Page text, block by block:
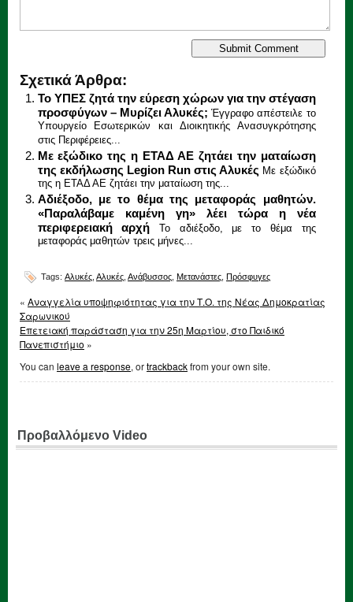
Σχετικά Άρθρα:
Το ΥΠΕΣ ζητά την εύρεση χώρων για την στέγαση
προσφύγων – Μυρίζει Αλυκές; Έγγραφο απέστειλε το
Υπουργείο Εσωτερικών και Διοικητικής Ανασυγκρότησης
στις Περιφέρειες...
Με εξώδικο της η ΕΤΑΔ ΑΕ ζητάει την ματαίωση
της εκδήλωσης Legion Run στις Αλυκές Με εξώδικό
της η ΕΤΑΔ ΑΕ ζητάει την ματαίωση της...
Aδιέξοδο, με το θέμα της μεταφοράς μαθητών.
«Παραλάβαμε καμένη γη» λέει τώρα η νέα
περιφερειακή αρχή
Το αδιέξοδο, με το θέμα της
μεταφοράς μαθητών τρεις μήνες...
Tags: Αλυκές Αλυκές Ανάβυσσος Μετανάστες Πρόσφυγες
« Αναγγελία υποψηφιότητας για την Τ.Ο. της Νέας Δημοκρατίας
Σαρωνικού
Επετειακή παράσταση για την 25η Μαρτίου, στο Παιδικό
Πανεπιστήμιο »
You can leave a response, ortrackbackfrom your own site.
Προβαλλόμενο Video